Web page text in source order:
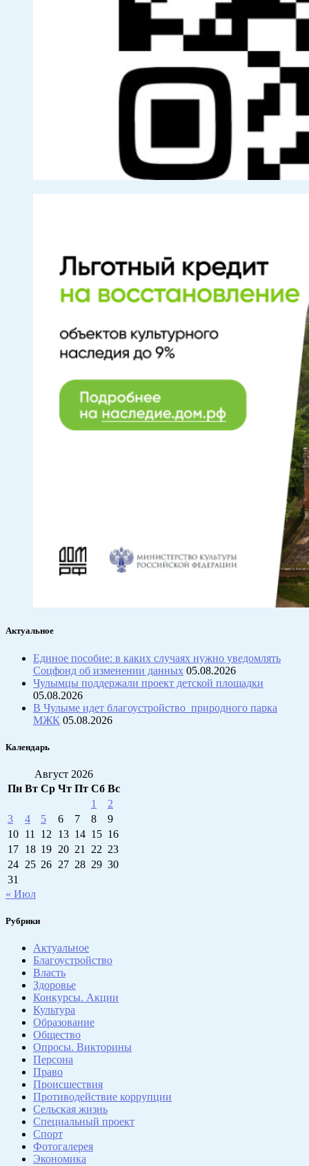
Актуальное
Единое пособие: в каких случаях нужно уведомлять
Соцфонд об изменении данных 05.08.2026
Чулымцы поддержали проект детской площадки
05.08.2026
В Чулыме идет благоустройство природного парка
МЖК 05.08.2026
Календарь
Август 2026
Пн Вт Ср Чт Пт Сб Вс
1
2
3
4 5 6 7 8
9
10 11 12 13 14 15 16
17 18 19 20 21 22 23
24 25 26 27 28 29 30
31
« Июл
Рубрики
Актуальное
Благоустройство
Власть
Здоровье
Конкурсы. Акции
Культура
Образование
Общество
Опросы. Викторины
Персона
Право
Происшествия
Противодействие коррупции
Сельская жизнь
Специальный проект
Спорт
Фотогалерея
Экономика